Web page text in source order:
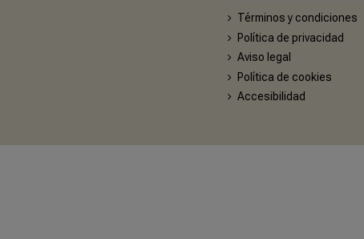
Términos y condiciones
Política de privacidad
Aviso legal
Política de cookies
Accesibilidad